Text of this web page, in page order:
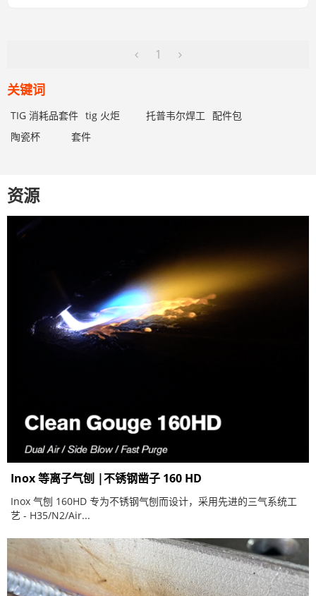
1
关键词
TIG 消耗品套件 tig 火炬 托普韦尔焊工 配件包
陶瓷杯
套件
资源
Inox 等离子气刨 |不锈钢凿子 160 HD
Inox 气刨 160HD 专为不锈钢气刨而设计，采用先进的三气系统工
艺 - H35/N2/Air...